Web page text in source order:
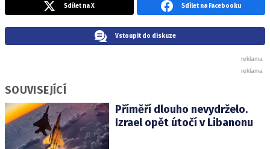
Sdílet na X Sdílet na Facebooku
Vstoupit do diskuze
SOUVISEJÍCÍ
Příměří dlouho nevydrželo.
Izrael opět útočí v Libanonu